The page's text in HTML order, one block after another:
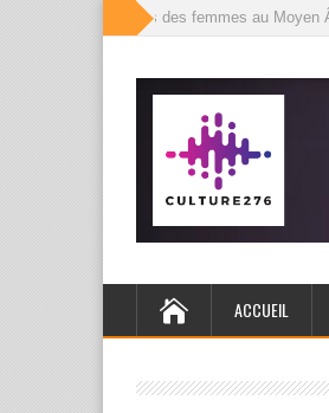
» Les mille visages des femmes au Moyen
ACCUEIL